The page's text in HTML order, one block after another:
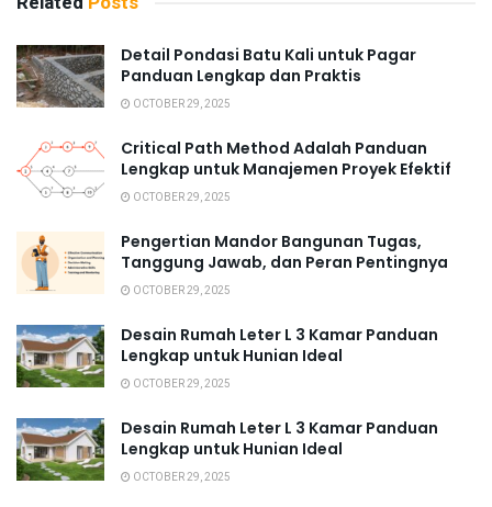
Detail Pondasi Batu Kali untuk Pagar
Panduan Lengkap dan Praktis
OCTOBER 29, 2025
Critical Path Method Adalah Panduan
Lengkap untuk Manajemen Proyek Efektif
OCTOBER 29, 2025
Pengertian Mandor Bangunan Tugas,
Tanggung Jawab, dan Peran Pentingnya
OCTOBER 29, 2025
Desain Rumah Leter L 3 Kamar Panduan
Lengkap untuk Hunian Ideal
OCTOBER 29, 2025
Desain Rumah Leter L 3 Kamar Panduan
Lengkap untuk Hunian Ideal
OCTOBER 29, 2025